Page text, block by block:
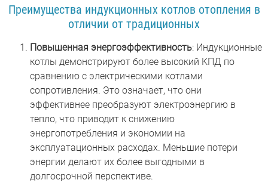
Преимущества индукционных котлов отопления в
отличии от традиционных
Повышенная энергоэффективность: Индукционные
котлы демонстрируют более высокий КПД по
сравнению с электрическими котлами
сопротивления. Это означает, что они
эффективнее преобразуют электроэнергию в
тепло, что приводит к снижению
энергопотребления и экономии на
эксплуатационных расходах. Меньшие потери
энергии делают их более выгодными в
долгосрочной перспективе.